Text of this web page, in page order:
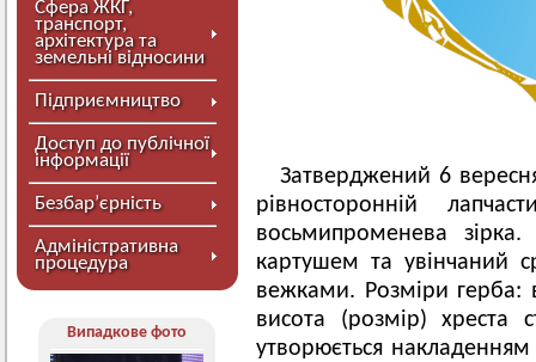
Сфера ЖКГ,
транспорт,
архітектура та
земельні відносини
Підприємництво
Доступ до публічної
інформації
Безбар’єрність
Адміністративна
процедура
Випадкове фото
Затверджений 6
рівносторонній
восьмипроменева
картушем та увінчаний
вежками. Розміри
висота (розмір) хреста
утворюється